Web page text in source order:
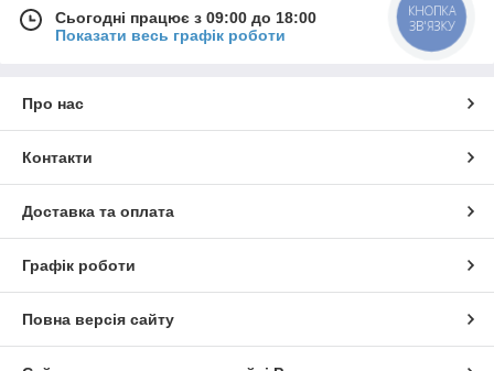
Сьогодні працює з 09:00 до 18:00
Показати весь графік роботи
Про нас
Контакти
Доставка та оплата
Графік роботи
Повна версія сайту
КНОПКА
ЗВ'ЯЗКУ